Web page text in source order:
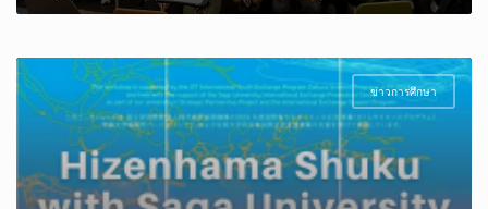
ข่าวการศึกษา